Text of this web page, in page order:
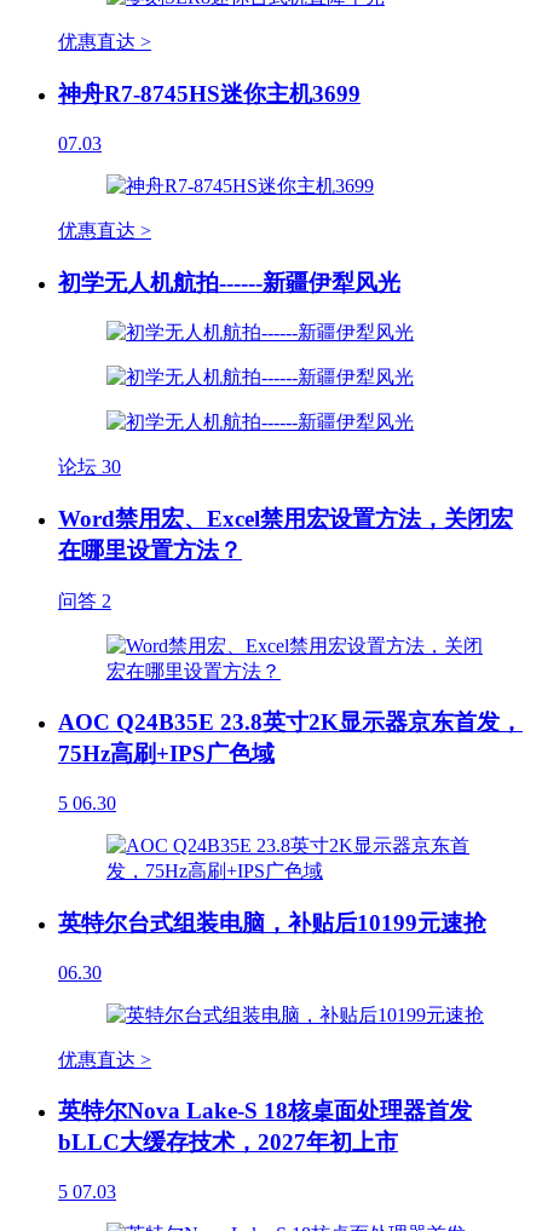
优惠直达 >
神舟R7-8745HS迷你主机3699
07.03
优惠直达 >
初学无人机航拍------新疆伊犁风光
论坛 30
Word禁用宏、Excel禁用宏设置方法，关闭宏
在哪里设置方法？
问答 2
AOC Q24B35E 23.8英寸2K显示器京东首发，
75Hz高刷+IPS广色域
5 06.30
英特尔台式组装电脑，补贴后10199元速抢
06.30
优惠直达 >
英特尔Nova Lake-S 18核桌面处理器首发
bLLC大缓存技术，2027年初上市
5 07.03